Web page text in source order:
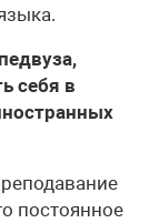
себя в
постоянное